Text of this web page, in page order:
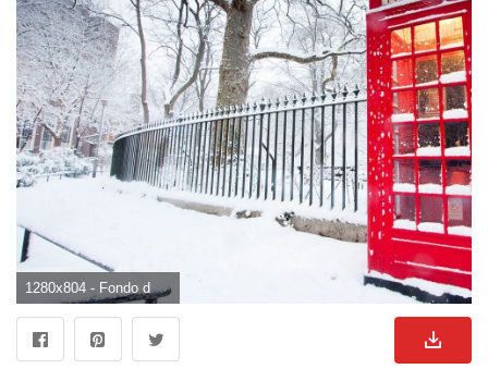
1280x804 - Fondo de pantalla de 1280x804. Fondo de pantalla de cabina.